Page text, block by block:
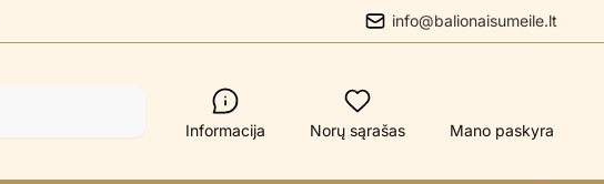
info@balionaisumeile.lt
Informacija Norų sąrašas Mano paskyra